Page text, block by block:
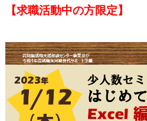
【求職活動中の方限定】